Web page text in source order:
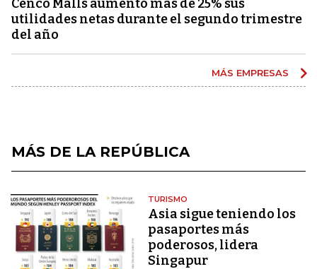
Cenco Malls aumentó más de 25% sus
utilidades netas durante el segundo trimestre
del año
MÁS EMPRESAS
MÁS DE LA REPÚBLICA
TURISMO
Asia sigue teniendo los
pasaportes más
poderosos, lidera
Singapur